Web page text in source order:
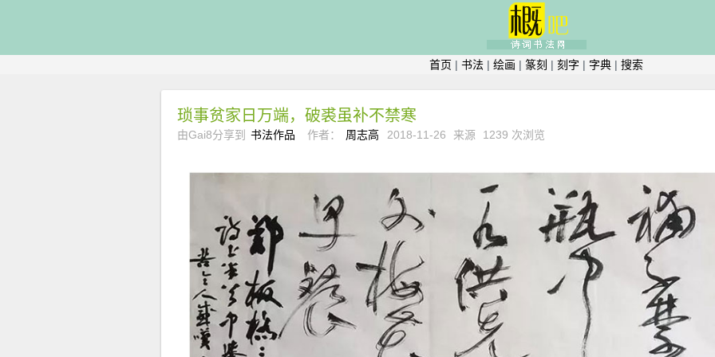
首页 | 书法 | 绘画 | 篆刻 | 刻字 | 字典 | 搜索
琐事贫家日万端，破裘虽补不禁寒
由Gai8分享到 书法作品 作者： 周志高 2018-11-26 来源 1239 次浏览